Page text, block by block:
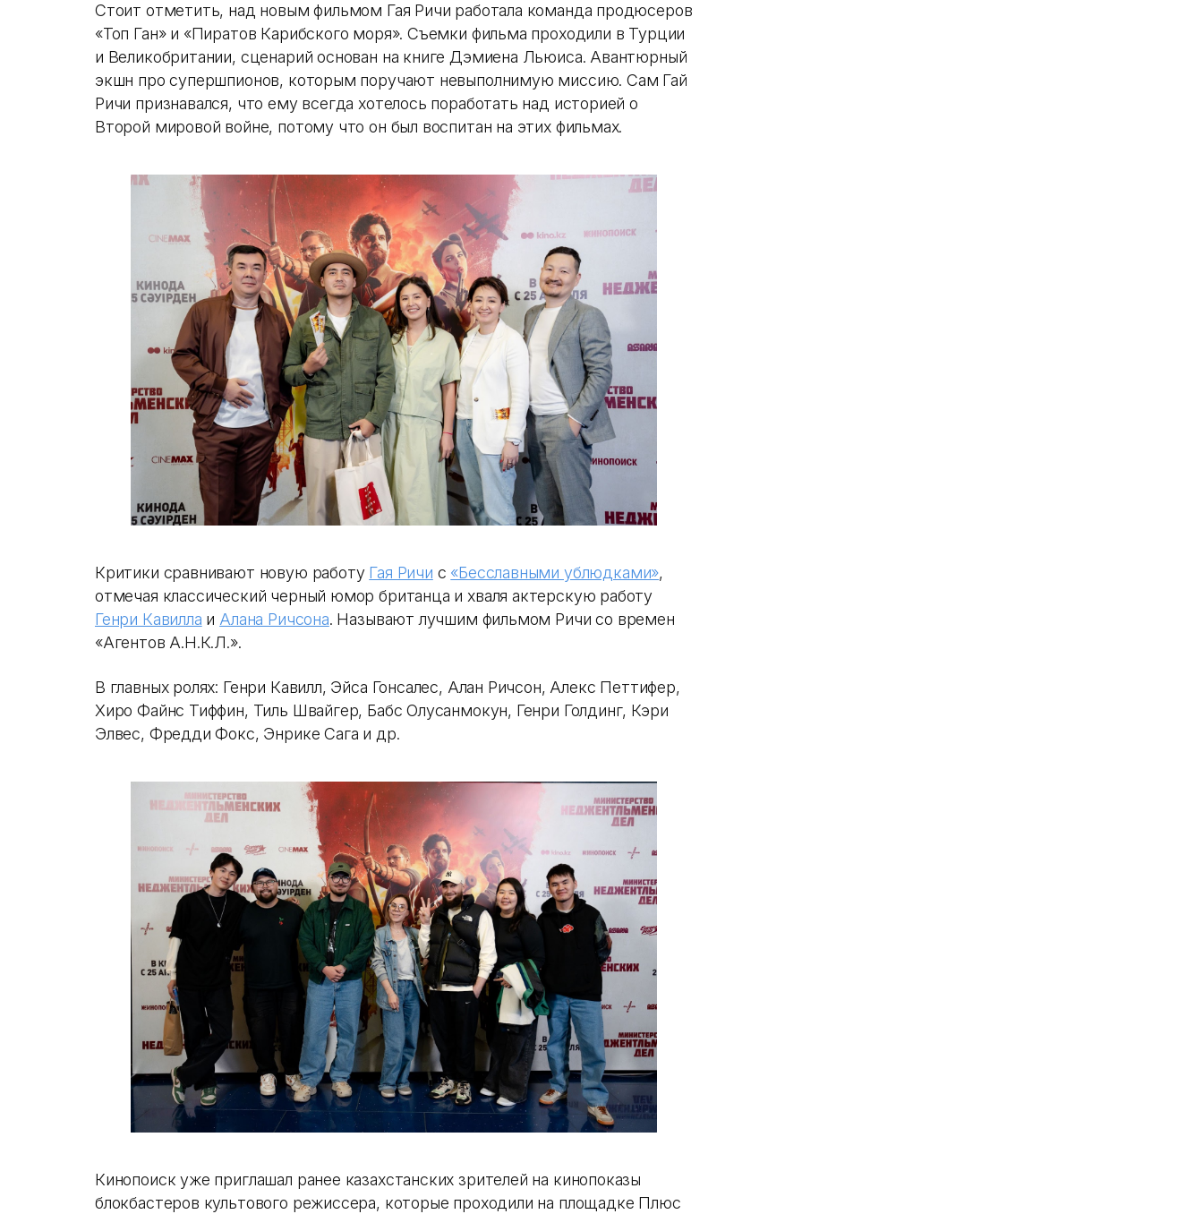
Стоит отметить, над новым фильмом Гая Ричи работала команда продюсеров
«Топ Ган» и «Пиратов Карибского моря». Съемки фильма проходили в Турции
и Великобритании, сценарий основан на книге Дэмиена Льюиса. Авантюрный
экшн про супершпионов, которым поручают невыполнимую миссию. Сам Гай
Ричи признавался, что ему всегда хотелось поработать над историей о
Второй мировой войне, потому что он был воспитан на этих фильмах.
Критики сравнивают новую работу Гая Ричи с «Бесславными ублюдками»,
отмечая классический черный юмор британца и хваля актерскую работу
Генри Кавилла и Алана Ричсона. Называют лучшим фильмом Ричи со времен
«Агентов А.Н.К.Л.».
В главных ролях: Генри Кавилл, Эйса Гонсалес, Алан Ричсон, Алекс Петтифер,
Хиро Файнс Тиффин, Тиль Швайгер, Бабс Олусанмокун, Генри Голдинг, Кэри
Элвес, Фредди Фокс, Энрике Сага и др.
Кинопоиск уже приглашал ранее казахстанских зрителей на кинопоказы
блокбастеров культового режиссера, которые проходили на площадке Плюс